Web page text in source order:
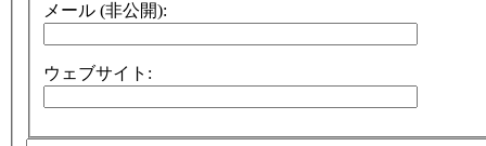
メール (非公開):
ウェブサイト: